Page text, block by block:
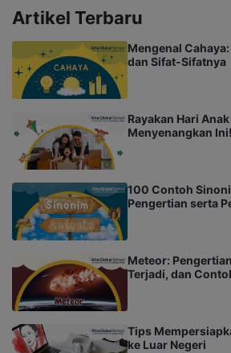
Artikel Terbaru
Mengenal
dan Sifat-Sifatnya
Rayakan Hari
Menyenangkan Ini!
100 Contoh
Pengertian serta
Meteor:
Terjadi, dan
Tips
ke Luar Negeri